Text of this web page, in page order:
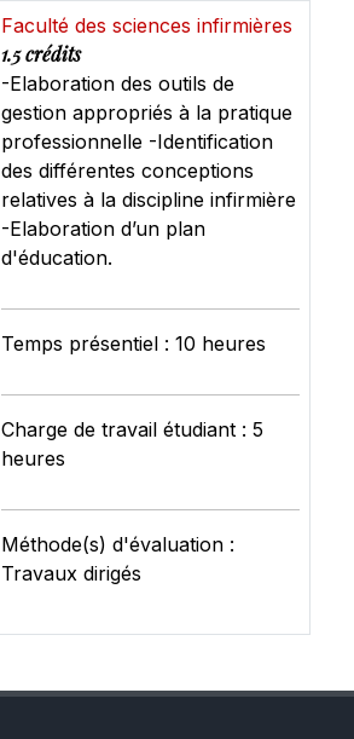
Faculté des sciences infirmières
1.5 crédits
-Elaboration des outils de
gestion appropriés à la pratique
professionnelle -Identification
des différentes conceptions
relatives à la discipline infirmière
-Elaboration d’un plan
d'éducation.
Temps présentiel : 10 heures
Charge de travail étudiant : 5
heures
Méthode(s) d'évaluation :
Travaux dirigés